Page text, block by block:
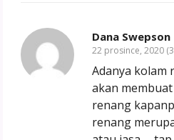
Dana Swepson
22 prosince, 2020
Adanya kolam
akan
renang
renang